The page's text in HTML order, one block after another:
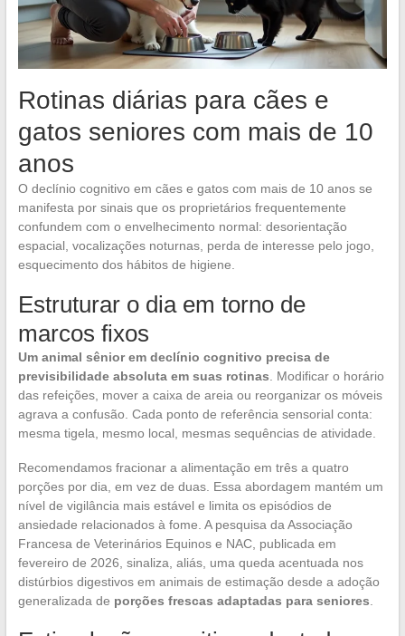
Rotinas diárias para cães e
gatos seniores com mais de 10
anos
O declínio cognitivo em cães e gatos com mais de 10 anos se
manifesta por sinais que os proprietários frequentemente
confundem com o envelhecimento normal: desorientação
espacial, vocalizações noturnas, perda de interesse pelo jogo,
esquecimento dos hábitos de higiene.
Estruturar o dia em torno de
marcos fixos
Um animal sênior em declínio cognitivo precisa de
previsibilidade absoluta em suas rotinas. Modificar o horário
das refeições, mover a caixa de areia ou reorganizar os móveis
agrava a confusão. Cada ponto de referência sensorial conta:
mesma tigela, mesmo local, mesmas sequências de atividade.
Recomendamos fracionar a alimentação em três a quatro
porções por dia, em vez de duas. Essa abordagem mantém um
nível de vigilância mais estável e limita os episódios de
ansiedade relacionados à fome. A pesquisa da Associação
Francesa de Veterinários Equinos e NAC, publicada em
fevereiro de 2026, sinaliza, aliás, uma queda acentuada nos
distúrbios digestivos em animais de estimação desde a adoção
generalizada de porções frescas adaptadas para seniores.